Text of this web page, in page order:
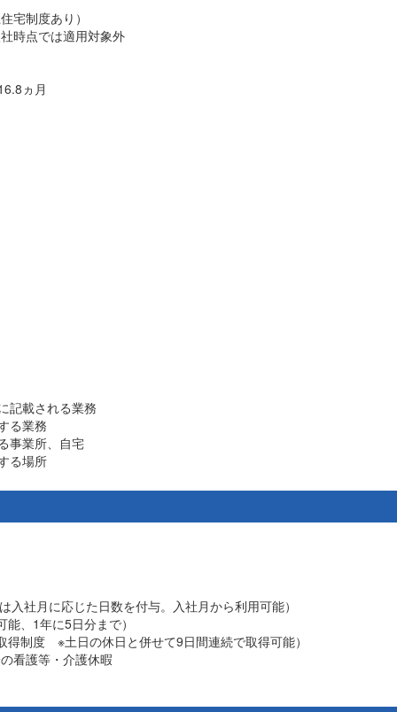
宅制度あり）
時点では適用対象外
ヵ月
記載される業務
る業務
事業所、自宅
る場所
社月に応じた日数を付与。入社月から利用可能）
、1年に5日分まで）
制度 ※土日の休日と併せて9日間連続で取得可能）
看護等・介護休暇